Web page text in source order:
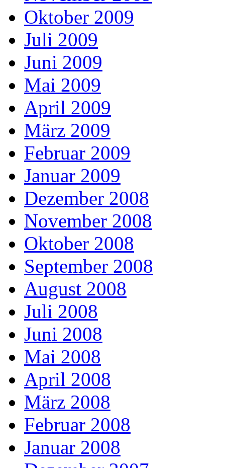
Oktober 2009
Juli 2009
Juni 2009
Mai 2009
April 2009
März 2009
Februar 2009
Januar 2009
Dezember 2008
November 2008
Oktober 2008
September 2008
August 2008
Juli 2008
Juni 2008
Mai 2008
April 2008
März 2008
Februar 2008
Januar 2008